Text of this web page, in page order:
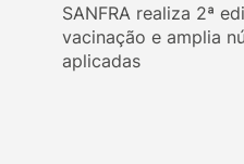
SANFRA realiza 2ª
vacinação e amplia
aplicadas